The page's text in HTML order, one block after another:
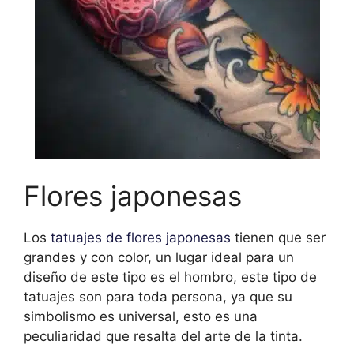
Flores japonesas
Los tatuajes de flores japonesas tienen que ser
grandes y con color, un lugar ideal para un
diseño de este tipo es el hombro, este tipo de
tatuajes son para toda persona, ya que su
simbolismo es universal, esto es una
peculiaridad que resalta del arte de la tinta.